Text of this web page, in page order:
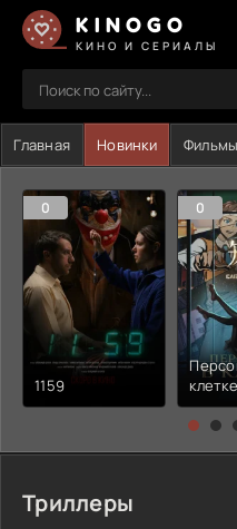
KINOGO
КИНО И СЕРИАЛЫ
Главная Новинки Фильмы
0
1159
0
клетке
Триллеры